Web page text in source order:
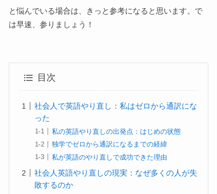
と悩んでいる場合は、きっと参考になると思います。で
は早速、参りましょう！
目次
社会人で英語やり直し：私はゼロから通訳にな
った
私の英語やり直しの出発点：はじめの状態
独学でゼロから通訳になるまでの経緯
私が英語のやり直しで成功できた理由
社会人英語やり直しの現実：なぜ多くの人が失
敗するのか